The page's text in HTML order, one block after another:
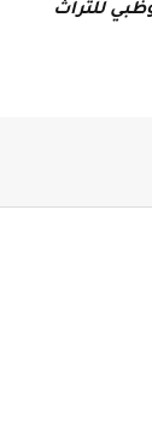
للتراث